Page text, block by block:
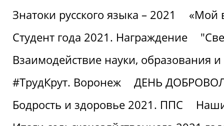
Знатоки русского языка – 2021
«Мой
Студент года 2021. Награждение
Взаимодействие науки, образования и
#ТрудКрут. Воронеж
ДЕНЬ
Бодрость и здоровье 2021. ППС